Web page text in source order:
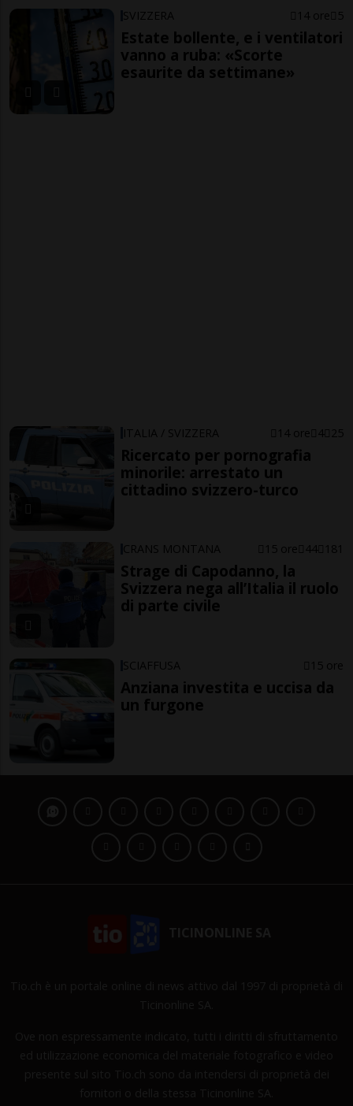
SVIZZERA 14 ore 5
Estate bollente, e i ventilatori
vanno a ruba: «Scorte
esaurite da settimane»
ITALIA / SVIZZERA 14 ore 4 25
Ricercato per pornografia
minorile: arrestato un
cittadino svizzero-turco
CRANS MONTANA 15 ore 44 181
Strage di Capodanno, la
Svizzera nega all’Italia il ruolo
di parte civile
SCIAFFUSA 15 ore
Anziana investita e uccisa da
un furgone